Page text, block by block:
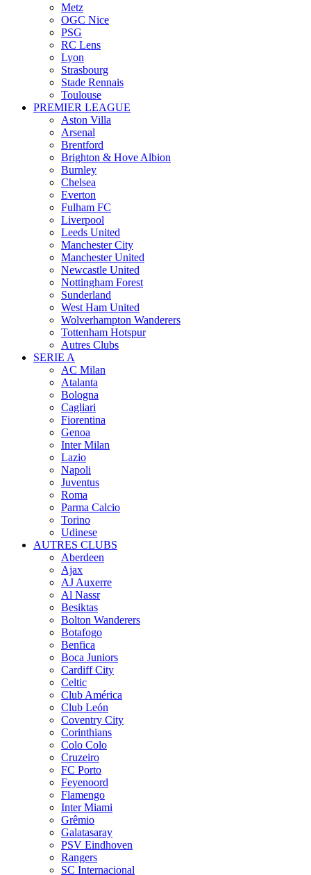
Metz
OGC Nice
PSG
RC Lens
Lyon
Strasbourg
Stade Rennais
Toulouse
PREMIER LEAGUE
Aston Villa
Arsenal
Brentford
Brighton & Hove Albion
Burnley
Chelsea
Everton
Fulham FC
Liverpool
Leeds United
Manchester City
Manchester United
Newcastle United
Nottingham Forest
Sunderland
West Ham United
Wolverhampton Wanderers
Tottenham Hotspur
Autres Clubs
SERIE A
AC Milan
Atalanta
Bologna
Cagliari
Fiorentina
Genoa
Inter Milan
Lazio
Napoli
Juventus
Roma
Parma Calcio
Torino
Udinese
AUTRES CLUBS
Aberdeen
Ajax
AJ Auxerre
Al Nassr
Besiktas
Bolton Wanderers
Botafogo
Benfica
Boca Juniors
Cardiff City
Celtic
Club América
Club León
Coventry City
Corinthians
Colo Colo
Cruzeiro
FC Porto
Feyenoord
Flamengo
Inter Miami
Grêmio
Galatasaray
PSV Eindhoven
Rangers
SC Internacional